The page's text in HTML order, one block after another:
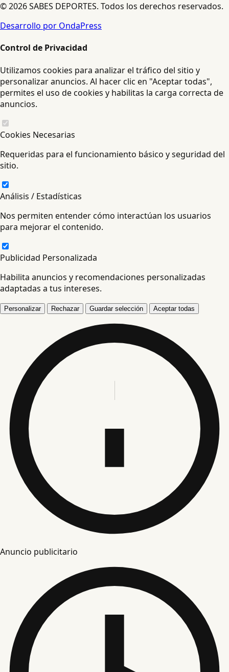
© 2026 SABES DEPORTES. Todos los derechos reservados.
Desarrollo por OndaPress
Control de Privacidad
Utilizamos cookies para analizar el tráfico del sitio y
personalizar anuncios. Al hacer clic en "Aceptar todas",
permites el uso de cookies y habilitas la carga correcta de
anuncios.
Cookies Necesarias
Requeridas para el funcionamiento básico y seguridad del
sitio.
Análisis / Estadísticas
Nos permiten entender cómo interactúan los usuarios
para mejorar el contenido.
Publicidad Personalizada
Habilita anuncios y recomendaciones personalizadas
adaptadas a tus intereses.
Personalizar Rechazar Guardar selección Aceptar todas
Anuncio publicitario